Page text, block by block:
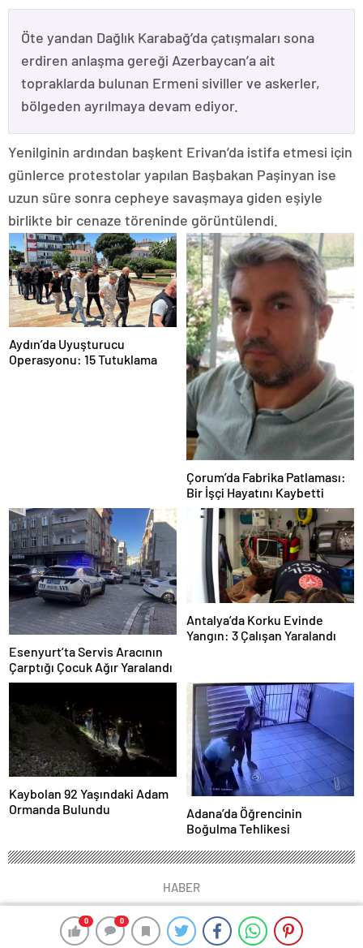
0 0
0 0
Öte yandan Dağlık Karabağ’da çatışmaları sona
erdiren anlaşma gereği Azerbaycan’a ait
topraklarda bulunan Ermeni siviller ve askerler,
bölgeden ayrılmaya devam ediyor.
Yenilginin ardından başkent Erivan’da istifa etmesi için
günlerce protestolar yapılan Başbakan Paşinyan ise
uzun süre sonra cepheye savaşmaya giden eşiyle
birlikte bir cenaze töreninde görüntülendi.
Aydın’da Uyuşturucu
Operasyonu: 15 Tutuklama
Çorum’da Fabrika Patlaması:
Bir İşçi Hayatını Kaybetti
Esenyurt’ta Servis Aracının
Çarptığı Çocuk Ağır Yaralandı
Antalya’da Korku Evinde
Yangın: 3 Çalışan Yaralandı
Kaybolan 92 Yaşındaki Adam
Ormanda Bulundu
Adana’da Öğrencinin
Boğulma Tehlikesi
HABER